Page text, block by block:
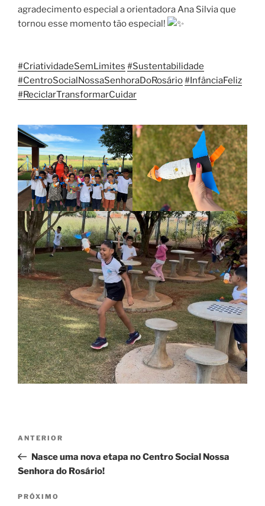
agradecimento especial a orientadora Ana Silvia que
tornou esse momento tão especial!
#CriatividadeSemLimites #Sustentabilidade
#CentroSocialNossaSenhoraDoRosário#InfânciaFeliz
#ReciclarTransformarCuidar
Post
Post
anterior
ANTERIOR
Nasce uma nova etapa no Centro Social Nossa
Senhora do Rosário!
Próximo
PRÓXIMO